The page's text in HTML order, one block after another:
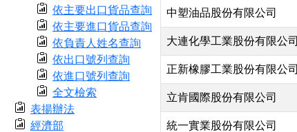
依主要出口貨品查詢
依主要進口貨品查詢
依負責人姓名查詢
依出口號列查詢
依進口號列查詢
全文檢索
表揚辦法
經濟部
中塑油品股份有限公司
大連化學工業股份有限公司
正新橡膠工業股份有限公司
立肯國際股份有限公司
統一實業股份有限公司